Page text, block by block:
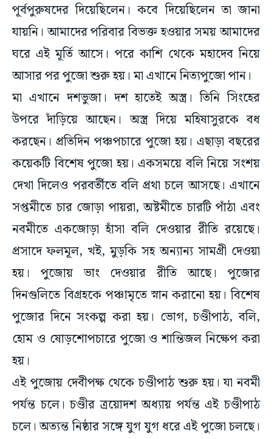
পূর্বপুরুষদের দিয়েছিলেন। কবে দিয়েছিলেন তা জানা
যায়নি। আমাদের পরিবার বিভক্ত হওয়ার সময় আমাদের
ঘরে এই মূর্তি আসে। পরে কাশি থেকে মহাদেব নিয়ে
আসার পর পুজো শুরু হয়। মা এখানে নিত্যপুজো পান।
মা এখানে দশভুজা। দশ হাতেই অস্ত্র। তিনি সিংহের
উপরে দাঁড়িয়ে আছেন। অস্ত্র দিয়ে মহিষাসুরকে বধ
করছেন। প্রতিদিন পঞ্চপচারে পুজো হয়। এছাড়া বছরের
কয়েকটি বিশেষ পুজো হয়। একসময়ে বলি নিয়ে সংশয়
দেখা দিলেও পরবর্তীতে বলি প্রথা চলে আসছে। এখানে
সপ্তমীতে চার জোড়া পায়রা, অষ্টমীতে চারটি পাঁঠা এবং
নবমীতে একজোড়া হাঁসা বলি দেওয়ার রীতি রয়েছে।
প্রসাদে ফলমূল, খই, মুড়কি সহ অন্যান্য সামগ্রী দেওয়া
হয়। পুজোয় ভাং দেওয়ার রীতি আছে। পুজোর
দিনগুলিতে বিগ্রহকে পঞ্চামৃতে স্নান করানো হয়। বিশেষ
পুজোর দিনে সংকল্প করা হয়। ভোগ, চণ্ডীপাঠ, বলি,
হোম ও ষোড়শোপচারে পুজো ও শান্তিজল নিক্ষেপ করা
হয়।
এই পুজোয় দেবীপক্ষ থেকে চণ্ডীপাঠ শুরু হয়। যা নবমী
পর্যন্ত চলে। চণ্ডীর ত্রয়োদশ অধ্যায় পর্যন্ত এই চণ্ডীপাঠ
চলে। অত্যন্ত নিষ্ঠার সঙ্গে যুগ যুগ ধরে এই পুজো চলছে।